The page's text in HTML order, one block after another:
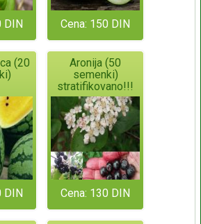
DIN Cena: 150 DIN
(20
DIN
Aronija (50
semenki)
stratifikovano!!!
Cena: 130 DIN